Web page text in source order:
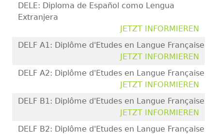
DELE: Diploma de Español como Lengua
Extranjera
JETZT INFORMIEREN
DELF A1: Diplôme d'Etudes en Langue Française
JETZT INFORMIEREN
DELF A2: Diplôme d'Etudes en Langue Française
JETZT INFORMIEREN
DELF B1: Diplôme d'Etudes en Langue Française
JETZT INFORMIEREN
DELF B2: Diplôme d'Etudes en Langue Française